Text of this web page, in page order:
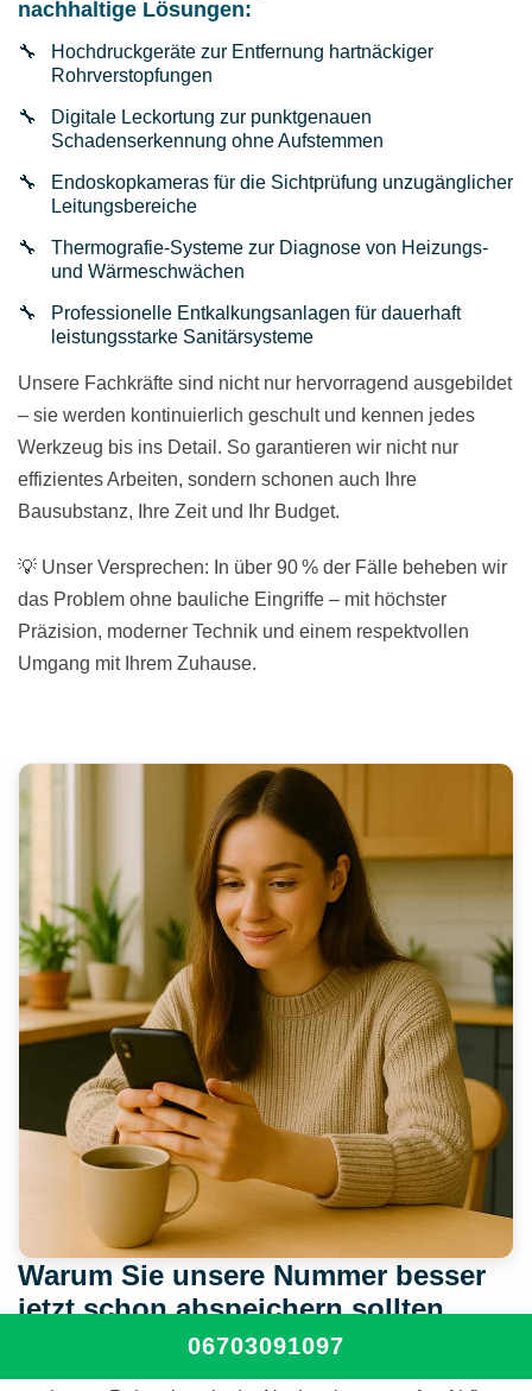
nachhaltige Lösungen:
Hochdruckgeräte zur Entfernung hartnäckiger
Rohrverstopfungen
Digitale Leckortung zur punktgenauen
Schadenserkennung ohne Aufstemmen
Endoskopkameras für die Sichtprüfung unzugänglicher
Leitungsbereiche
Thermografie-Systeme zur Diagnose von Heizungs-
und Wärmeschwächen
Professionelle Entkalkungsanlagen für dauerhaft
leistungsstarke Sanitärsysteme
Unsere Fachkräfte sind nicht nur hervorragend ausgebildet
– sie werden kontinuierlich geschult und kennen jedes
Werkzeug bis ins Detail. So garantieren wir nicht nur
effizientes Arbeiten, sondern schonen auch Ihre
Bausubstanz, Ihre Zeit und Ihr Budget.
💡 Unser Versprechen: In über 90 % der Fälle beheben wir
das Problem ohne bauliche Eingriffe – mit höchster
Präzision, moderner Technik und einem respektvollen
Umgang mit Ihrem Zuhause.
Warum Sie unsere Nummer besser
jetzt schon abspeichern sollten
06703091097